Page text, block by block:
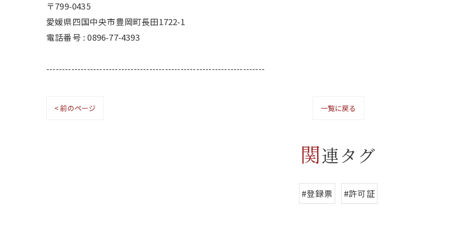
〒799-0435
愛媛県四国中央市豊岡町長田1722-1
電話番号 : 0896-77-4393
----------------------------------------------------------------------
< 前のページ 一覧に戻る
関連タグ
#登録票 #許可証